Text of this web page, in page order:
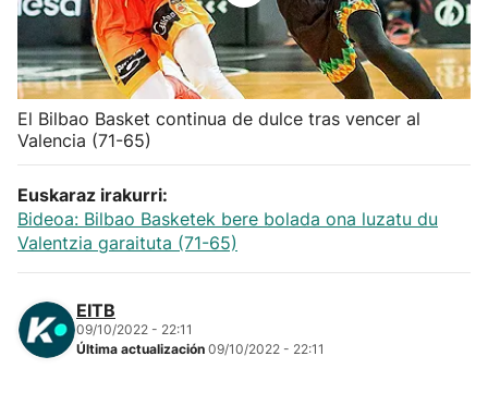
Herri-kirolak
Balonmano
Kirolak 360
Atletismo
Carreras de montaña
Más deportes
El Bilbao Basket continua de dulce tras vencer al
Valencia (71-65)
Euskaraz irakurri:
Bideoa: Bilbao Basketek bere bolada ona luzatu du
Valentzia garaituta (71-65)
EITB
09/10/2022 - 22:11
Última actualización 09/10/2022 - 22:11